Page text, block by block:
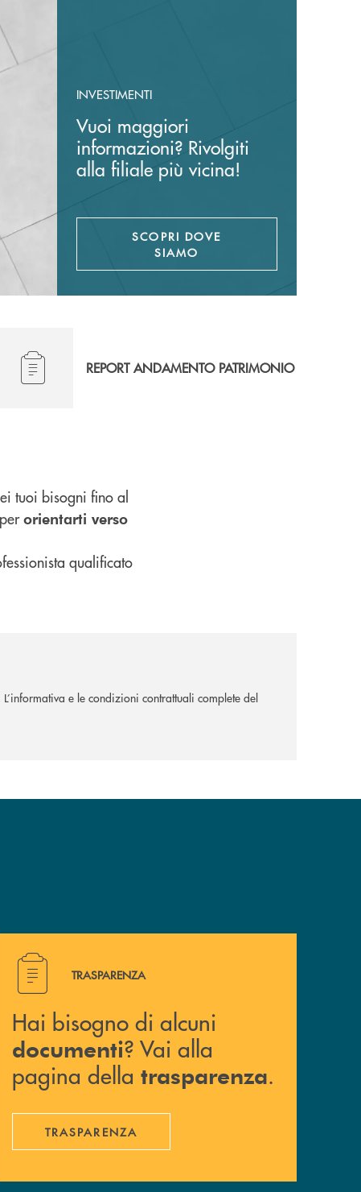
INVESTIMENTI
Vuoi maggiori
informazioni? Rivolgiti
alla filiale più vicina!
SCOPRI DOVE
SIAMO
REPORT ANDAMENTO PATRIMONIO
tuoi bisogni fino al
orientarti verso
qualificato
e le condizioni contrattuali complete del
Hai bisogno di alcuni documenti ? Vai alla pagina della
TRASPARENZA
Hai bisogno di alcuni
documenti? Vai alla
pagina della trasparenza.
TRASPARENZA